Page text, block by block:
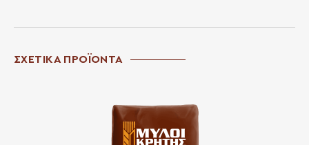
ΣΧΕΤΙΚΑ ΠΡΟΪΟΝΤΑ